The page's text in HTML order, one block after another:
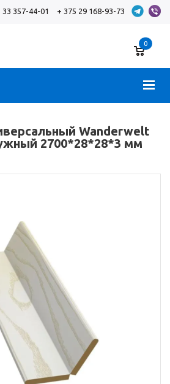
33 357-44-01 + 375 29 168-93-73
0
Wanderwelt
2700*28*28*3 мм